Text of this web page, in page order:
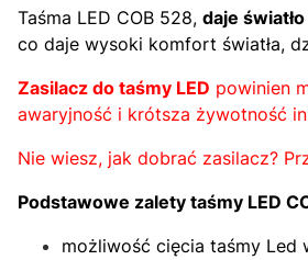
Taśma LED COB 528, daje
co daje wysoki komfort światła,
Zasilacz do taśmy LED powinien
awaryjność i krótsza żywotność
Nie wiesz, jak dobrać zasilacz?
Podstawowe zalety taśmy LED
możliwość cięcia taśmy Led